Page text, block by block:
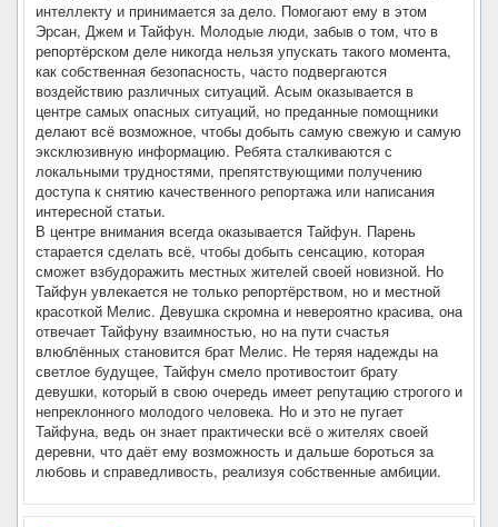
интеллекту и принимается за дело. Помогают ему в этом
Эрсан, Джем и Тайфун. Молодые люди, забыв о том, что в
репортёрском деле никогда нельзя упускать такого момента,
как собственная безопасность, часто подвергаются
воздействию различных ситуаций. Асым оказывается в
центре самых опасных ситуаций, но преданные помощники
делают всё возможное, чтобы добыть самую свежую и самую
эксклюзивную информацию. Ребята сталкиваются с
локальными трудностями, препятствующими получению
доступа к снятию качественного репортажа или написания
интересной статьи.
В центре внимания всегда оказывается Тайфун. Парень
старается сделать всё, чтобы добыть сенсацию, которая
сможет взбудоражить местных жителей своей новизной. Но
Тайфун увлекается не только репортёрством, но и местной
красоткой Мелис. Девушка скромна и невероятно красива, она
отвечает Тайфуну взаимностью, но на пути счастья
влюблённых становится брат Мелис. Не теряя надежды на
светлое будущее, Тайфун смело противостоит брату
девушки, который в свою очередь имеет репутацию строгого и
непреклонного молодого человека. Но и это не пугает
Тайфуна, ведь он знает практически всё о жителях своей
деревни, что даёт ему возможность и дальше бороться за
любовь и справедливость, реализуя собственные амбиции.